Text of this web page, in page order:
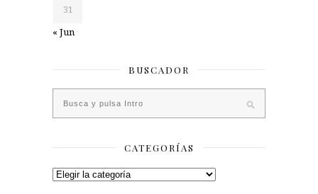
31
« Jun
BUSCADOR
CATEGORÍAS
Categorías